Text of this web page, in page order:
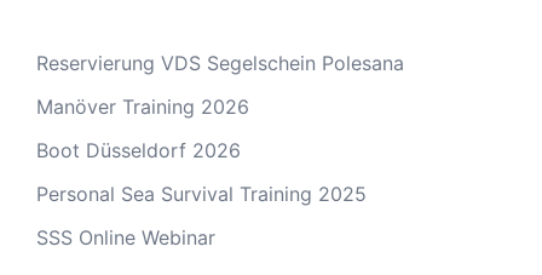
Reservierung VDS Segelschein Polesana
Manöver Training 2026
Boot Düsseldorf 2026
Personal Sea Survival Training 2025
SSS Online Webinar